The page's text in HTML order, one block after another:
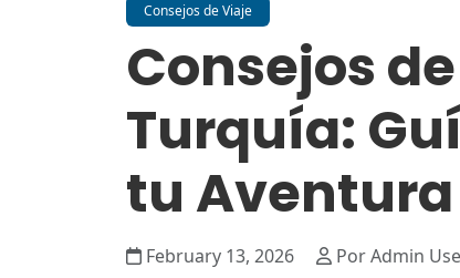
Consejos de Viaje
Consejos
Turquía:
tu Aventura
February 13, 2026 Por Admin